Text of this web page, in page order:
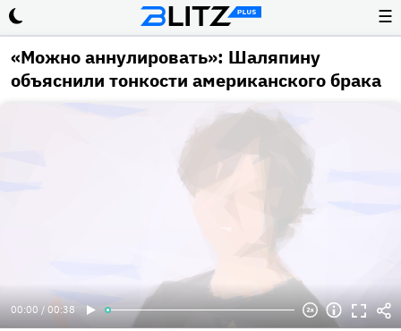
☰
«Можно аннулировать»: Шаляпину
объяснили тонкости американского брака
00:00 / 00:38